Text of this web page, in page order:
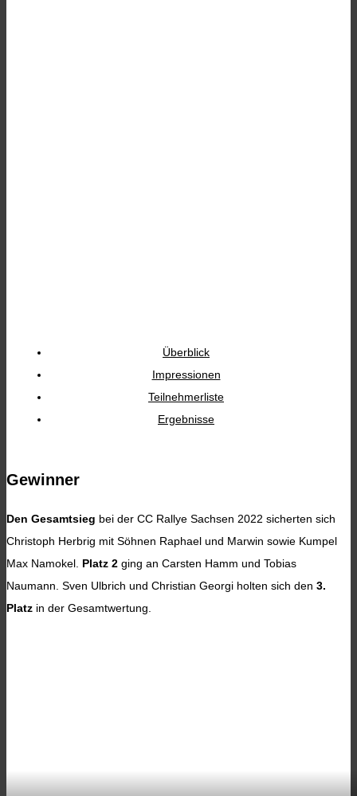
Überblick
Impressionen
Teilnehmerliste
Ergebnisse
Gewinner
Den Gesamtsieg bei der CC Rallye Sachsen 2022 sicherten sich
Christoph Herbrig mit Söhnen Raphael und Marwin sowie Kumpel
Max Namokel. Platz 2 ging an Carsten Hamm und Tobias
Naumann. Sven Ulbrich und Christian Georgi holten sich den 3.
Platz in der Gesamtwertung.